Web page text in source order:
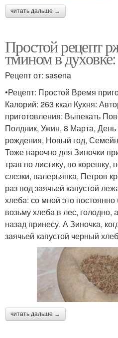
читать дальше →
Простой рецепт
тмином в
Рецепт от: sasena
•Рецепт: Простой Время
Калорий: 263 ккал Кухня:
приготовления: Выпекать
Полдник, Ужин, 8 Марта,
рождения, Новый год,
Тоже нарочно для Зиночки
трав по листику, по корешку,
слезки, валерьянка, Петров
раз под заячьей капустой
хлеба: со мной это постоянно
возьму хлеба в лес, голодно,
назад принесу. А Зиночка,
заячьей капустой черный
читать дальше →